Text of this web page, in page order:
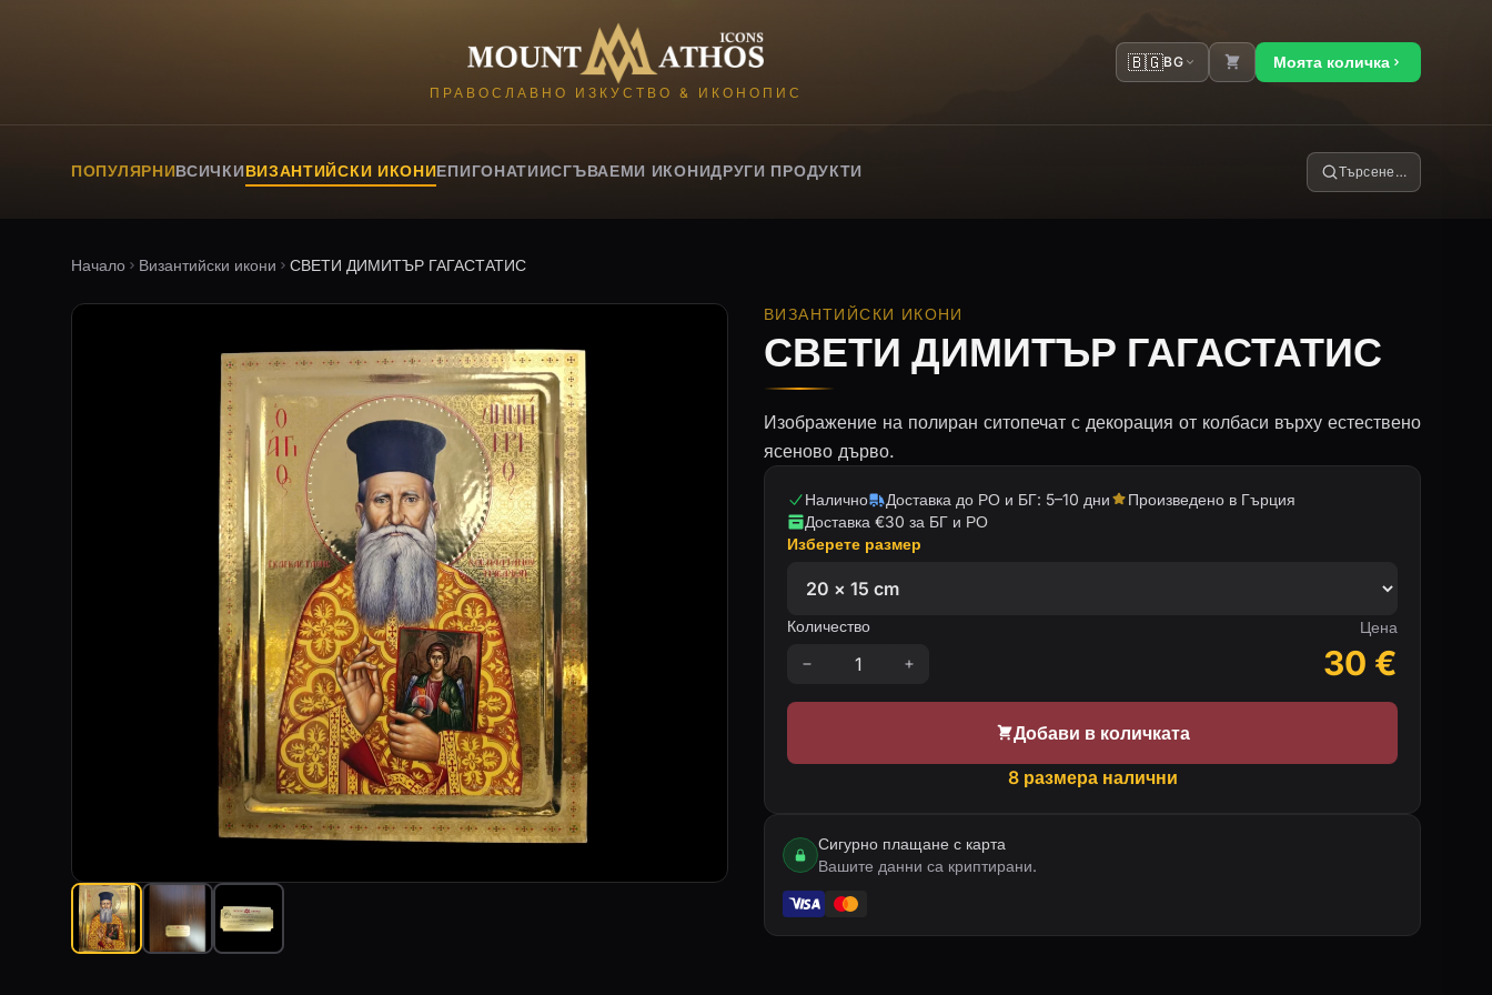
Mount Athos Icons
ПРАВОСЛАВНО ИЗКУСТВО & ИКОНОПИС
🇧🇬BG Моята количка
ПОПУЛЯРНИВСИЧКИВИЗАНТИЙСКИ ИКОНИЕПИГОНАТИИСГЪВАЕМИ ИКОНИДРУГИ ПРОДУКТИ Търсене…
Начало Византийски икони СВЕТИ ДИМИТЪР ГАГАСТАТИС
ВИЗАНТИЙСКИ ИКОНИ
СВЕТИ ДИМИТЪР ГАГАСТАТИС
Изображение на полиран ситопечат с декорация от колбаси върху естествено
ясеново дърво.
Налично Доставка до РО и БГ: 5–10 дни
Произведено в Гърция
Доставка €30 за БГ и РО
Изберете размер
Количество Цена
30 €
Добави в количката
8 размера налични
Сигурно плащане с карта
Вашите данни са криптирани.